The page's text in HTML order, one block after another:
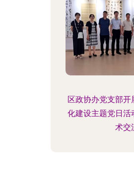
区政协办党支部开
化建设主题党日活
术交